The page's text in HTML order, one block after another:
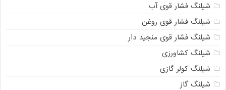
شیلنگ فشار قوی آب
شیلنگ فشار قوی روغن
شیلنگ فشار قوی منجید دار
شیلنگ کشاورزی
شیلنگ کولر گازی
شیلنگ گاز